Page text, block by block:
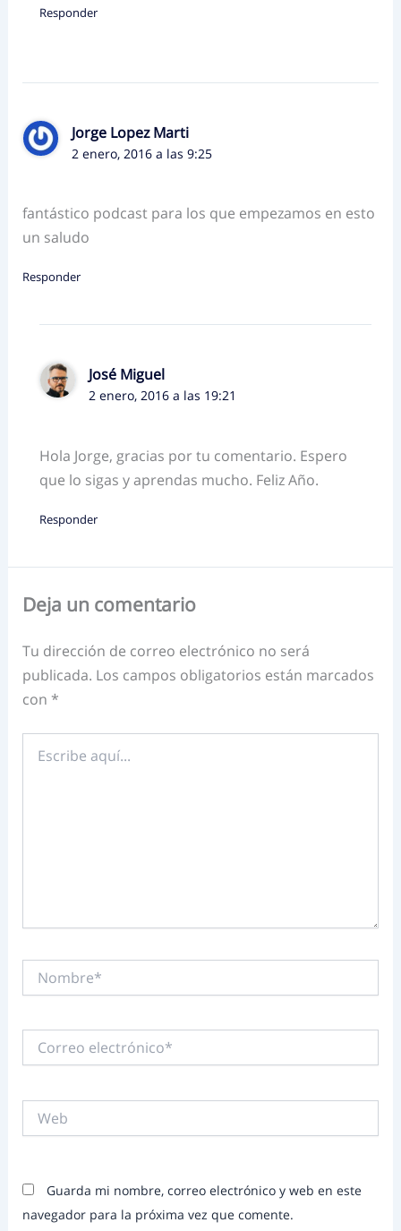
Responder
Jorge Lopez Marti
2 enero, 2016 a las 9:25
fantástico podcast para los que empezamos en esto
un saludo
Responder
José Miguel
2 enero, 2016 a las 19:21
Hola Jorge, gracias por tu comentario. Espero
que lo sigas y aprendas mucho. Feliz Año.
Responder
Deja un comentario
Tu dirección de correo electrónico no será
publicada. Los campos obligatorios están marcados
con *
aquí...
electrónico*
Guarda mi nombre, correo electrónico y web en este
navegador para la próxima vez que comente.